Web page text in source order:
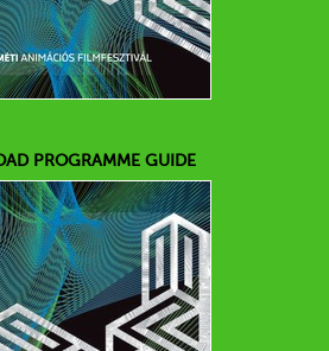
PROGRAMME GUIDE